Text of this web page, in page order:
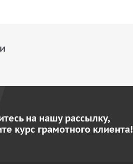
на нашу рассылку,
курс грамотного клиента!